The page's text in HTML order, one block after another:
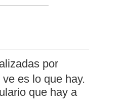
por
es lo que hay.
que hay a